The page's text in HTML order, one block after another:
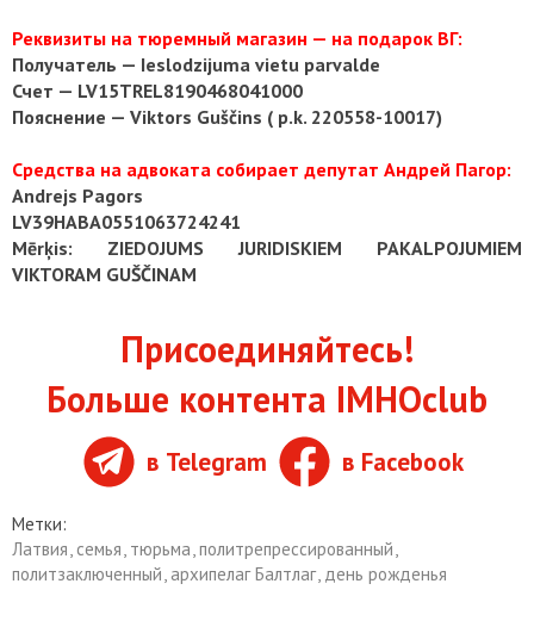
Реквизиты на тюремный магазин — на подарок ВГ:
Получатель — Ieslodzijuma vietu parvalde
Счет — LV15TREL8190468041000
Пояснение — Viktors Guščins ( p.k. 220558-10017)
Средства на адвоката собирает депутат Андрей Пагор:
Andrejs Pagors
LV39HABA0551063724241
Mērķis: ZIEDOJUMS JURIDISKIEM PAKALPOJUMIEM
VIKTORAM GUŠČINAM
Присоединяйтесь!
Больше контента IMHOclub
в Telegram в Facebook
Метки:
Латвия, семья, тюрьма,политрепрессированный,
политзаключенный, архипелаг Балтлаг, день рожденья